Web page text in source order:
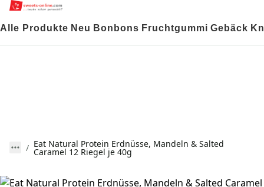
Alle Produkte Neu Bonbons Fruchtgummi Gebäck
Eat Natural Protein Erdnüsse, Mandeln & Salted
Caramel 12 Riegel je 40g